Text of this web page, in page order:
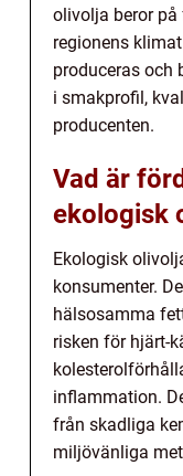
olivolja beror på
regionens
produceras och
i smakprofil,
producenten.
Vad är
ekologisk
Ekologisk
konsumenter.
hälsosamma
risken för hjärt-
inflammation.
från skadliga
miljövänliga